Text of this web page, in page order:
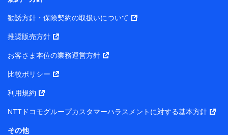
勧誘方針・保険契約の取扱いについて
推奨販売方針
お客さま本位の業務運営方針
比較ポリシー
利用規約
NTTドコモグループカスタマーハラスメントに対する基本方針
その他